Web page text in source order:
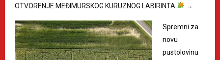
OTVORENJE MEĐIMURSKOG KURUZNOG LABIRINTA →
Spremni za
novu
pustolovinu